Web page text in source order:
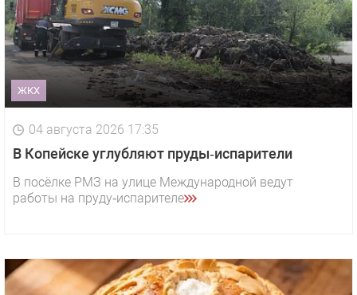
ЖКХ
04 августа 2026 17:35
В Копейске углубляют пруды‑испарители
В посёлке РМЗ на улице Международной ведут
работы на пруду‑испарителе